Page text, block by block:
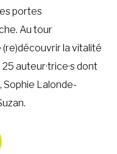
portes
Au tour
la vitalité
auteur·trice·s dont
Sophie Lalonde-